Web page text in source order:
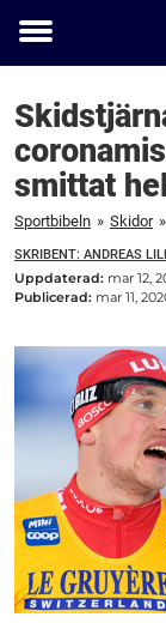
Toggle
smittat
Sportbibeln » Skidor »
SKRIBENT: ANDREAS
Uppdaterad: mar 12,
Publicerad: mar 11,